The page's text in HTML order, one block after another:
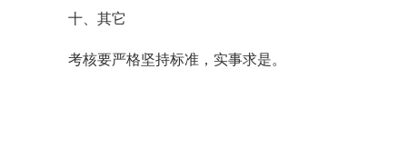
十、其它
考核要严格坚持标准，实事求是。